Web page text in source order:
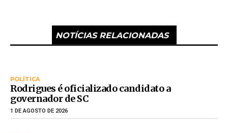
NOTÍCIAS RELACIONADAS
POLÍTICA
Rodrigues é oficializado candidato a
governador de SC
1 DE AGOSTO DE 2026